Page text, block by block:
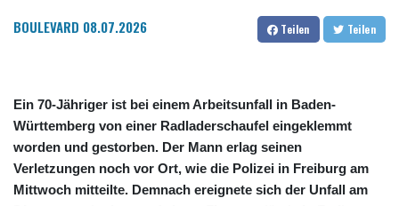
BOULEVARD 08.07.2026 Teilen Teilen
Ein 70-Jähriger ist bei einem Arbeitsunfall in Baden-
Württemberg von einer Radladerschaufel eingeklemmt
worden und gestorben. Der Mann erlag seinen
Verletzungen noch vor Ort, wie die Polizei in Freiburg am
Mittwoch mitteilte. Demnach ereignete sich der Unfall am